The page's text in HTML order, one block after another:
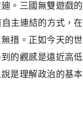
。三國無雙遊戲的
主連結的方式，在
措。正如今天的世
的觀感是遠近高低
是理解政治的基本